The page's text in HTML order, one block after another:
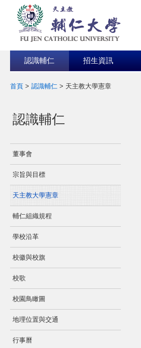
認識輔仁 招生資訊
首頁 > 認識輔仁 > 天主教大學憲章
:::
認識輔仁
董事會
宗旨與目標
天主教大學憲章
輔仁組織規程
學校沿革
校徽與校旗
校歌
校園鳥瞰圖
地理位置與交通
行事曆